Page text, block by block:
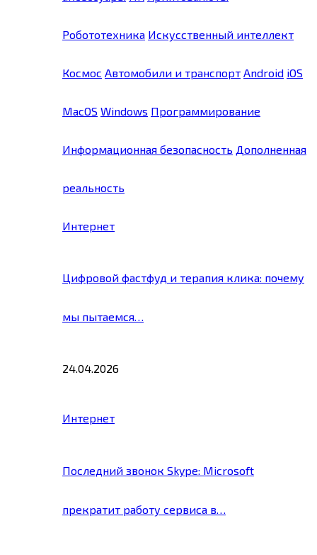
Робототехника Искусственный интеллект
Космос Автомобили и транспорт Android iOS
MacOS Windows Программирование
Информационная безопасность Дополненная
реальность
Интернет
Цифровой фастфуд и терапия клика: почему
мы пытаемся…
24.04.2026
Интернет
Последний звонок Skype: Microsoft
прекратит работу сервиса в…